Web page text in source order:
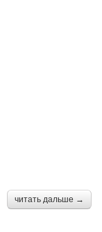
читать дальше →